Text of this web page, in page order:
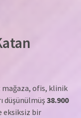
ofis, klinik
düşünülmüş 38.900
eksiksiz bir